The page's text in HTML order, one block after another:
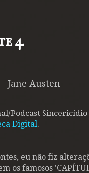
4
Jane Austen
Podcast
Digital.
eu não fiz
os famosos